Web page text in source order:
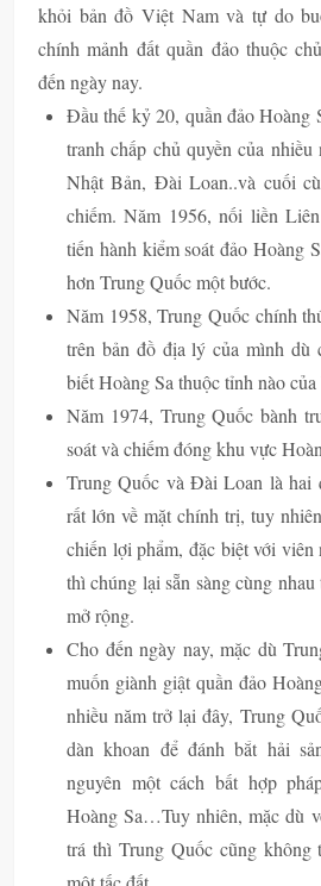
khỏi bản đồ Việt Nam và tự do
chính mảnh đất quần đảo thuộc
đến ngày nay.
Đầu thế kỷ 20, quần đảo Hoàng
tranh chấp chủ quyền của
Nhật Bản, Đài Loan..và cuối
chiếm. Năm 1956, nối liền
tiến hành kiểm soát đảo Hoàng
hơn Trung Quốc một bước.
Năm 1958, Trung Quốc chính
trên bản đồ địa lý của mình dù
biết Hoàng Sa thuộc tỉnh nào
Năm 1974, Trung Quốc bành
soát và chiếm đóng khu vực
Trung Quốc và Đài Loan là hai
rất lớn về mặt chính trị, tuy
chiến lợi phẩm, đặc biệt với viên
thì chúng lại sẵn sàng cùng
mở rộng.
Cho đến ngày nay, mặc dù
muốn giành giật quần đảo
nhiều năm trở lại đây, Trung
dàn khoan để đánh bắt hải
nguyên một cách bất hợp
Hoàng Sa…Tuy nhiên, mặc dù
trá thì Trung Quốc cũng không